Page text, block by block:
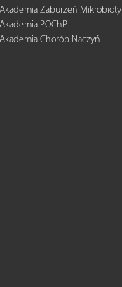
Zaburzeń Mikrobioty
POChP
Chorób Naczyń